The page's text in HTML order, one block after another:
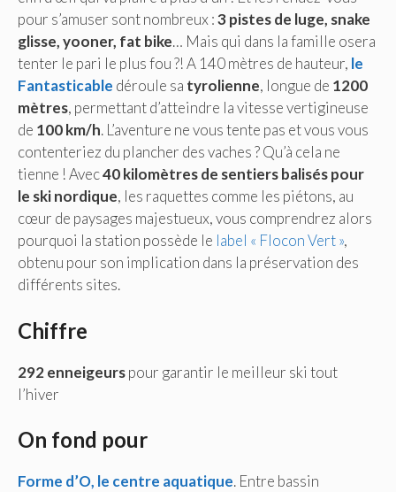
pour s’amuser sont nombreux :3 pistes de luge, snake
glisse, yooner, fat bike… Mais qui dans la famille osera
tenter le pari le plus fou ?! A 140 mètres de hauteur, le
Fantasticable déroule sa tyrolienne, longue de 1200
mètres, permettant d’atteindre la vitesse vertigineuse
de 100 km/h. L’aventure ne vous tente pas et vous vous
contenteriez du plancher des vaches ? Qu’à cela ne
tienne ! Avec40 kilomètres de sentiers balisés pour
le ski nordique, les raquettes comme les piétons, au
cœur de paysages majestueux, vous comprendrez alors
pourquoi la station possède le label « Flocon Vert »,
obtenu pour son implication dans la préservation des
différents sites.
Chiffre
292 enneigeurspour garantir le meilleur ski tout
l’hiver
On fond pour
Forme d’O, le centre aquatique. Entre bassin